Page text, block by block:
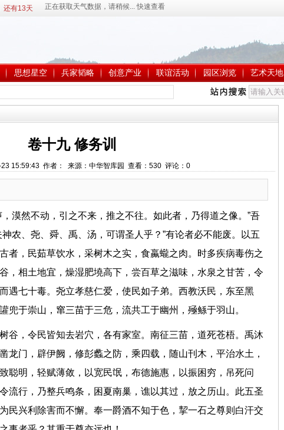
还有13天
思想星空 兵家韬略 创意产业 联谊活动 园区浏览 艺术天地
卷十九 修务训
15:59:43 作者： 来源：中华智库园 查看： 530评论： 0
漠然不动，引之不来，推之不往。如此者，乃得道之像。”吾
农、尧、舜、禹、汤，可谓圣人乎？”有论者必不能废。以五
者，民茹草饮水，采树木之实，食蠃蠬之肉。时多疾病毒伤之
，相土地宜，燥湿肥墝高下，尝百草之滋味，水泉之甘苦，令
遇七十毒。尧立孝慈仁爱，使民如子弟。西教沃民，东至黑
兜于崇山，窜三苗于三危，流共工于幽州，殛鲧于羽山。
谷，令民皆知去岩穴，各有家室。南征三苗，道死苍梧。禹沐
龙门，辟伊阙，修彭蠡之防，乘四载，随山刊木，平治水土，
聪明，轻赋薄敛，以宽民氓，布德施惠，以振困穷，吊死问
流行，乃整兵鸣条，困夏南巢，谯以其过，放之历山。此五圣
民兴利除害而不懈。奉一爵酒不知于色，挈一石之尊则白汗交